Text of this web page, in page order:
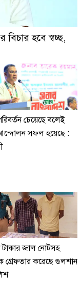
বিচার হবে স্বচ্ছ,
চেয়েছে বলেই
সফল হয়েছে :
জাল নোটসহ
গ্রেফতার করেছে গুলশান